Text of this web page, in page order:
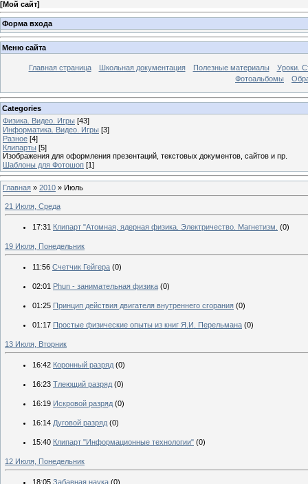
[Мой сайт]
Форма входа
Меню сайта
Главная страница Школьная документация Полезные материалы
Уроки.
Фотоальбомы
Categories
Физика. Видео. Игры [43]
Информатика. Видео. Игры [3]
Разное [4]
Клипарты [5]
Изображения для оформления презентаций, текстовых документов, сайтов и пр.
Шаблоны для Фотошоп [1]
Главная » 2010 » Июль
21 Июля, Среда
17:31 Клипарт "Атомная, ядерная физика. Электричество. Магнетизм. (0)
19 Июля, Понедельник
11:56 Счетчик Гейгера (0)
02:01 Phun - занимательная физика (0)
01:25 Принцип действия двигателя внутреннего сгорания (0)
01:17 Простые физические опыты из книг Я.И. Перельмана (0)
13 Июля, Вторник
16:42 Коронный разряд (0)
16:23 Тлеющий разряд (0)
16:19 Искровой разряд (0)
16:14 Дуговой разряд (0)
15:40 Клипарт "Информационные технологии" (0)
12 Июля, Понедельник
18:05 Забавная наука (0)